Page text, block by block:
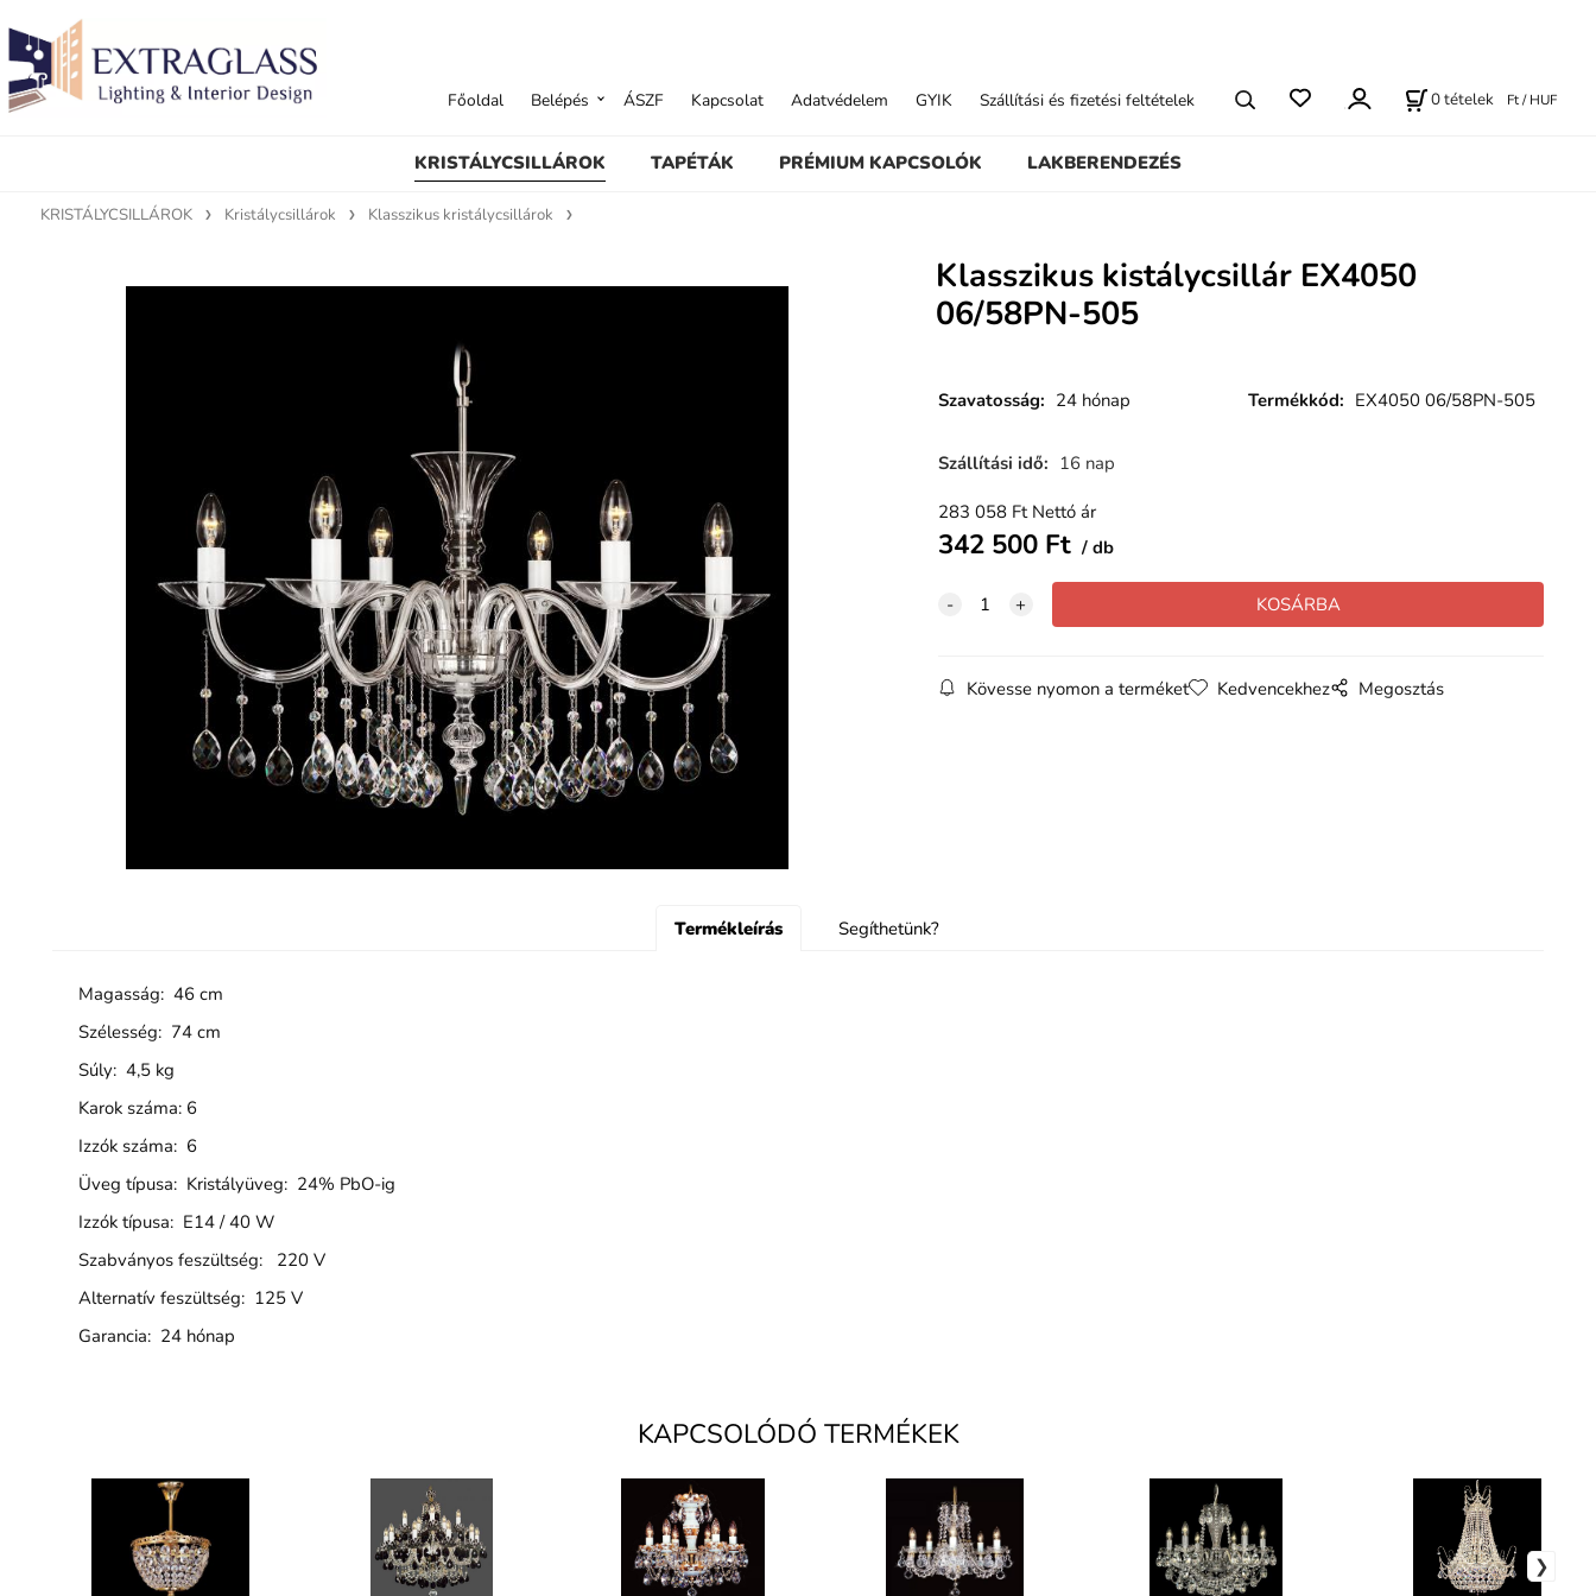
KRISTÁLYCSILLÁROK TAPÉTÁK PRÉMIUM KAPCSOLÓK LAKBERENDEZÉS
Főoldal Belépés ÁSZF Kapcsolat Adatvédelem GYIK Szállítási és fizetési feltételek 0tételek Ft / HUF
KRISTÁLYCSILLÁROK Kristálycsillárok Klasszikus kristálycsillárok
Klasszikus kistálycsillár EX4050
06/58PN-505
Szavatosság: 24 hónap Termékkód: EX4050 06/58PN-505
Szállítási idő: 16 nap
283 058Ft Nettó ár
342 500Ft db
Kövesse nyomon a terméket Kedvencekhez Megosztás
Termékleírás Segíthetünk?
Magasság: 46 cm
Szélesség: 74 cm
Súly: 4,5 kg
Karok száma: 6
Izzók száma: 6
Üveg típusa: Kristályüveg: 24% PbO-ig
Izzók típusa: E14 / 40 W
Szabványos feszültség: 220 V
Alternatív feszültség: 125 V
Garancia: 24 hónap
KAPCSOLÓDÓ TERMÉKEK